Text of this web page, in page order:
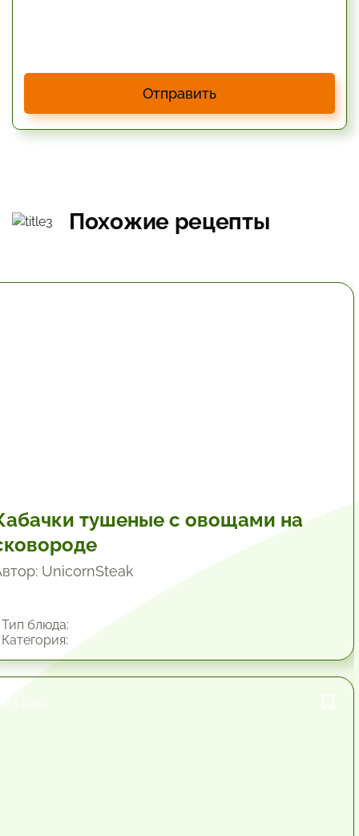
Отправить
Похожие рецепты
тушеные с овощами на
UnicornSteak
блюда: